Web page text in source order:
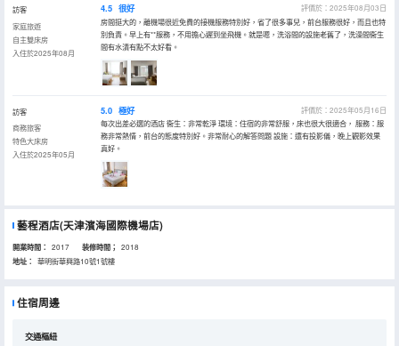
訪客
家庭旅遊
自主雙床房
入住於2025年08月
4.5 很好
評價於：2025年08月03日
房間挺大的，離機場很近免費的接機服務特別好，省了很多事兒，前台服務很好，而且也特
別負責。早上有**服務，不用擔心遲到坐飛機。就是嗯，洗浴間的設施老舊了，洗澡間衞生
間有水漬有點不太好看。
訪客
商務旅客
特色大床房
入住於2025年05月
5.0 極好
評價於：2025年05月16日
每次出差必選的酒店 衞生：非常乾淨 環境：住宿的非常舒服，床也很大很適合， 服務：服
務非常熱情，前台的態度特別好。非常耐心的解答問題 設施：還有投影儀，晚上觀影效果
真好。
藝程酒店(天津濱海國際機場店)
開業時間： 2017 装修時間； 2018
地址： 華明街華興路10號1號樓
住宿周邊
交通樞紐